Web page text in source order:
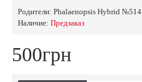
Родители: Phalaenopsis Hybrid №514
Наличие: Предзаказ
500грн